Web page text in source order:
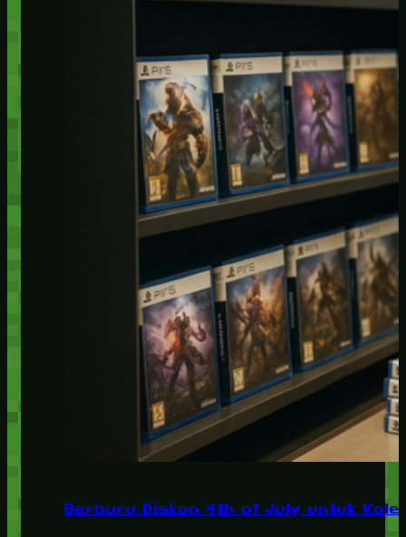
Berburu Diskon 4th of July untuk